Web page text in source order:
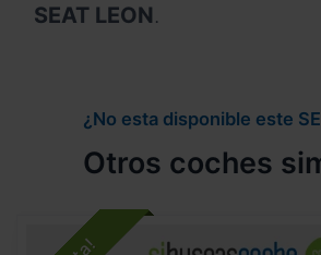
SEAT LEON.
¿No esta disponible este
Otros coches